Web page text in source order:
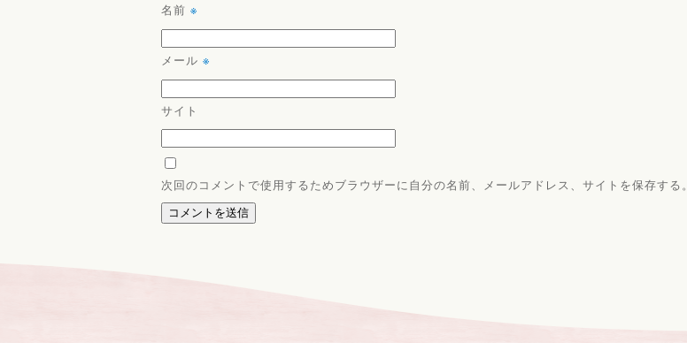
名前 ※
メール ※
サイト
次回のコメントで使用するためブラウザーに自分の名前、メールアドレス、サイトを保存する。